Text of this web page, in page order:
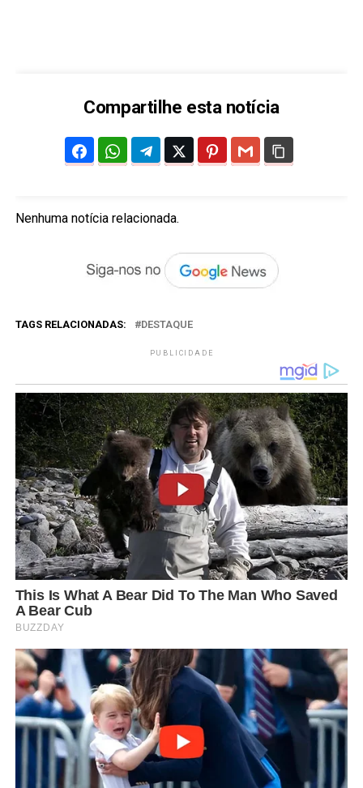
Compartilhe esta notícia
Nenhuma notícia relacionada.
TAGS RELACIONADAS: DESTAQUE
PUBLICIDADE